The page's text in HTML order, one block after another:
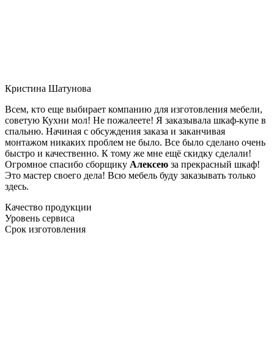
Кристина Шатунова
Всем, кто еще выбирает компанию для изготовления мебели,
советую Кухни мол! Не пожалеете! Я заказывала шкаф-купе в
спальню. Начиная с обсуждения заказа и заканчивая
монтажом никаких проблем не было. Все было сделано очень
быстро и качественно. К тому же мне ещё скидку сделали!
Огромное спасибо сборщику Алексею за прекрасный шкаф!
Это мастер своего дела! Всю мебель буду заказывать только
здесь.
Качество продукции
Уровень сервиса
Срок изготовления